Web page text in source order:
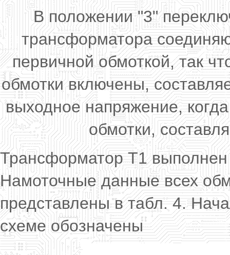
В положении "3"
трансформатора
первичной обмоткой, так
обмотки включены,
выходное напряжение,
обмотки,
Трансформатор Т1
Намоточные данные всех
представлены в табл. 4.
схеме обозначены